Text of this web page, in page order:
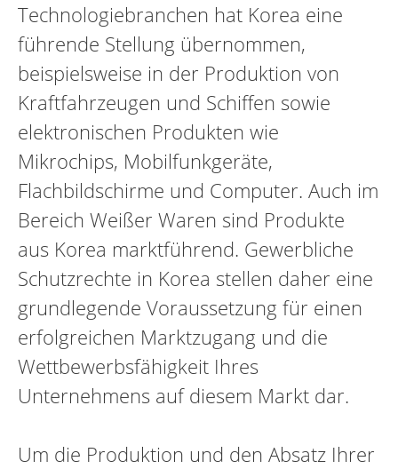
Technologiebranchen hat Korea eine
führende Stellung übernommen,
beispielsweise in der Produktion von
Kraftfahrzeugen und Schiffen sowie
elektronischen Produkten wie
Mikrochips, Mobilfunkgeräte,
Flachbildschirme und Computer. Auch im
Bereich Weißer Waren sind Produkte
aus Korea marktführend. Gewerbliche
Schutzrechte in Korea stellen daher eine
grundlegende Voraussetzung für einen
erfolgreichen Marktzugang und die
Wettbewerbsfähigkeit Ihres
Unternehmens auf diesem Markt dar.
Um die Produktion und den Absatz Ihrer